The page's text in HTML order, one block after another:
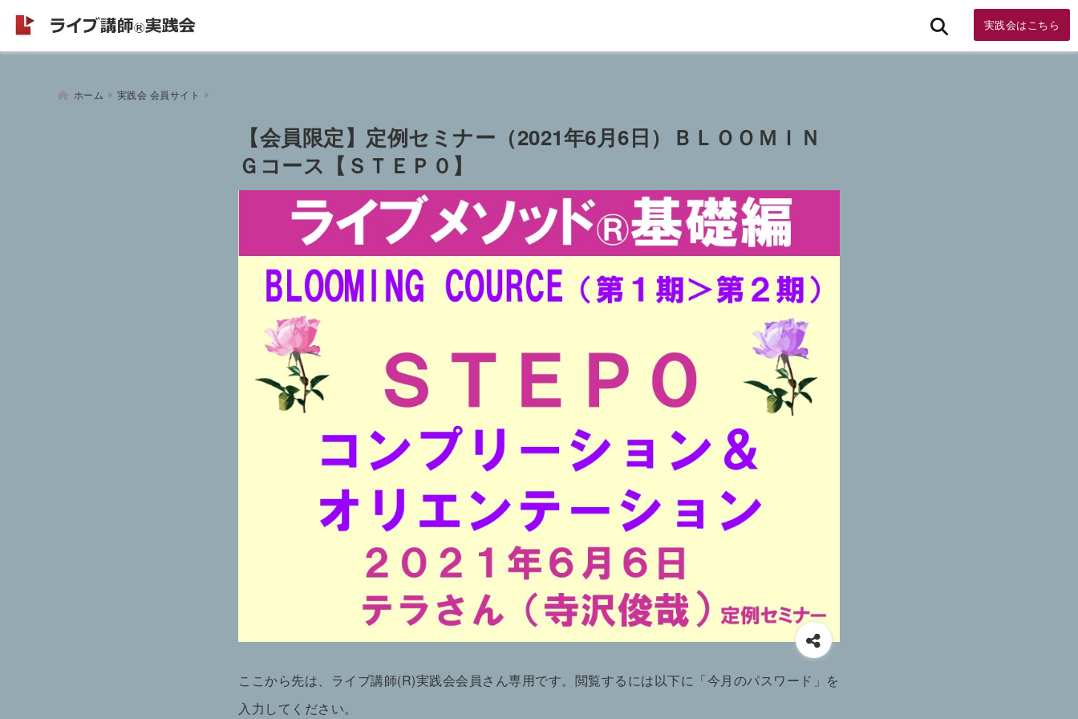
実践会はこちら
ホーム 実践会 会員サイト
【会員限定】定例セミナー（2021年6月6日）ＢＬＯＯＭＩＮ
Ｇコース【ＳＴＥＰ０】
ここから先は、ライブ講師(R)実践会会員さん専用です。閲覧するには以下に「今月のパスワード」を
入力してください。